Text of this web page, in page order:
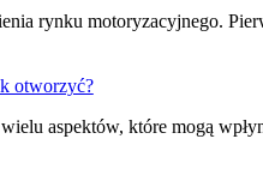
rynku motoryzacyjnego.
otworzyć?
aspektów, które mogą